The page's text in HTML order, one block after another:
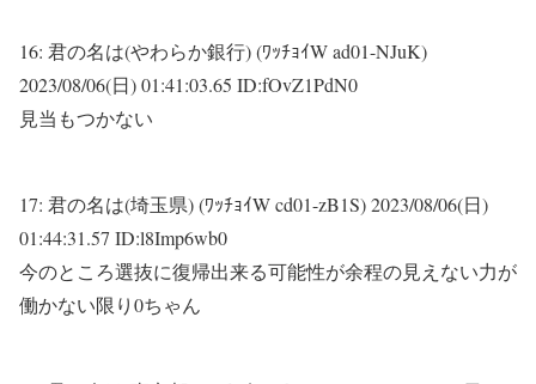
16: 君の名は(やわらか銀行) (ﾜｯﾁｮｲW ad01-NJuK)
2023/08/06(日) 01:41:03.65 ID:fOvZ1PdN0
見当もつかない
17: 君の名は(埼玉県) (ﾜｯﾁｮｲW cd01-zB1S)2023/08/06(日)
01:44:31.57 ID:l8Imp6wb0
今のところ選抜に復帰出来る可能性が余程の見えない力が
働かない限り0ちゃん